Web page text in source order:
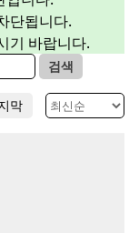
단됩니다.
기 바랍니다.
검색
막